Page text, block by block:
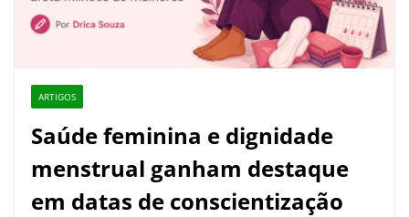
ARTIGOS
Saúde feminina e dignidade
menstrual ganham destaque
em datas de conscientização